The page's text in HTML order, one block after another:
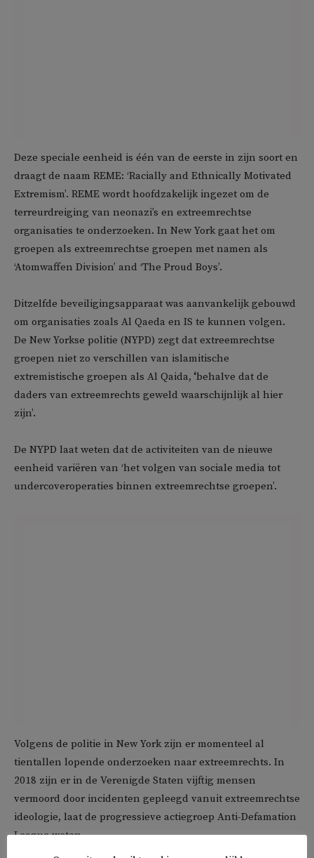
Deze speciale eenheid is één van de eerste in zijn soort en
draagt de naam REME: ‘Racially and Ethnically Motivated
Extremism’. REME wordt hoofdzakelijk ingezet om de
terreurdreiging van neonazi’s en extreemrechtse
organisaties te onderzoeken. In New York gaat het om
groepen als extreemrechtse groepen met namen als
‘Atomwaffen Division’ and ‘The Proud Boys’.
Ditzelfde beveiligingsapparaat was aanvankelijk gebouwd
om organisaties zoals Al Qaeda en IS te kunnen volgen.
De New Yorkse politie (NYPD) zegt dat extreemrechtse
groepen niet zo verschillen van islamitische
extremistische groepen als Al Qaida, ‘behalve dat de
daders van extreemrechts geweld waarschijnlijk al hier
zijn’.
De NYPD laat weten dat de activiteiten van de nieuwe
eenheid variëren van ‘het volgen van sociale media tot
undercoveroperaties binnen extreemrechtse groepen’.
Volgens de politie in New York zijn er momenteel al
tientallen lopende onderzoeken naar extreemrechts. In
2018 zijn er in de Verenigde Staten vijftig mensen
vermoord door incidenten gepleegd vanuit extreemrechtse
ideologie, laat de progressieve actiegroep Anti-Defamation
League weten.